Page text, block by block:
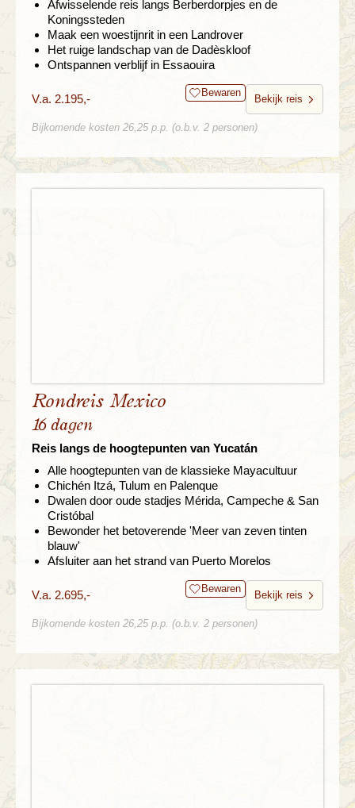
Afwisselende reis langs Berberdorpjes en de
Koningssteden
Maak een woestijnrit in een Landrover
Het ruige landschap van de Dadèskloof
Ontspannen verblijf in Essaouira
V.a. 2.195,- Bewaren
Bekijk reis
Bijkomende kosten 26,25 p.p. (o.b.v. 2 personen)
Rondreis Mexico
16 dagen
Reis langs de hoogtepunten van Yucatán
Alle hoogtepunten van de klassieke Mayacultuur
Chichén Itzá, Tulum en Palenque
Dwalen door oude stadjes Mérida, Campeche & San
Cristóbal
Bewonder het betoverende 'Meer van zeven tinten
blauw'
Afsluiter aan het strand van Puerto Morelos
V.a. 2.695,- Bewaren
Bekijk reis
Bijkomende kosten 26,25 p.p. (o.b.v. 2 personen)